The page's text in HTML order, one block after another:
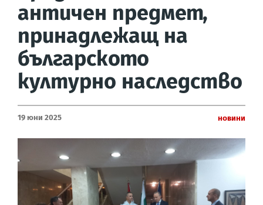
античен предмет,
принадлежащ на
българското
културно наследство
19 Юни 2025 Новини